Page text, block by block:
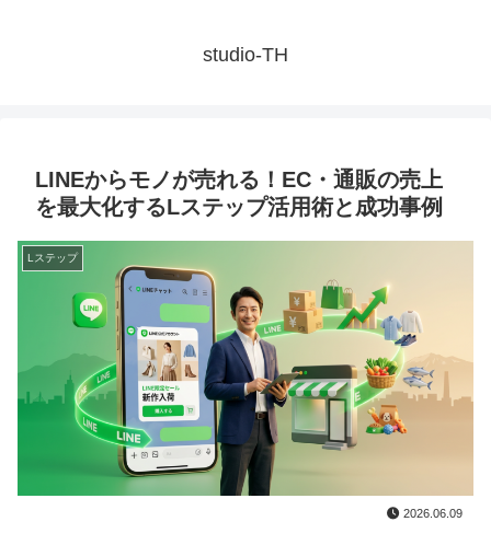
studio-TH
LINEからモノが売れる！EC・通販の売上
を最大化するLステップ活用術と成功事例
Lステップ
2026.06.09